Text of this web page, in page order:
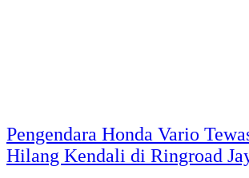
Pengendara Honda Vario
Hilang Kendali di Ringroad